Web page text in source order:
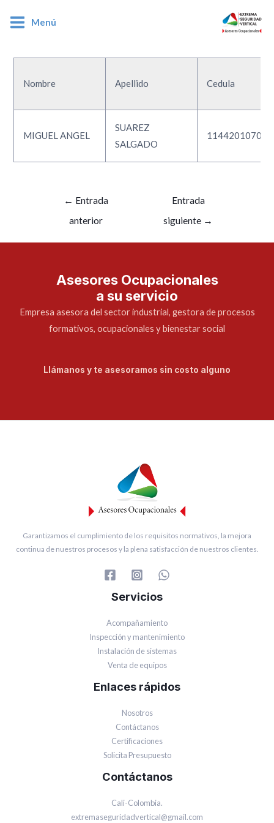
Menú
Nombre Apellido Cedula
MIGUEL ANGEL
SUAREZ
SALGADO
1144201070
← Entrada
anterior
Entrada
siguiente →
Asesores Ocupacionales
a su servicio
Empresa asesora del sector industrial, gestora de procesos
formativos, ocupacionales y bienestar social
Llámanos y te asesoramos sin costo alguno
Garantizamos el cumplimiento de los requisitos normativos, la mejora
continua de nuestros procesos y la plena satisfacción de nuestros clientes.
Servicios
Acompañamiento
Inspección y mantenimiento
Instalación de sistemas
Venta de equipos
Enlaces rápidos
Nosotros
Contáctanos
Certificaciones
Solicita Presupuesto
Contáctanos
Cali-Colombia.
extremaseguridadvertical@gmail.com